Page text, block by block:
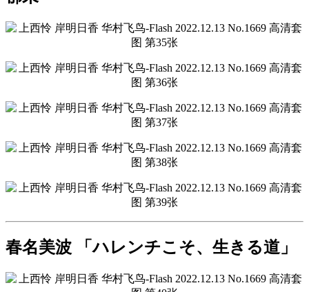
春名美波 「ハレンチこそ、生きる道」